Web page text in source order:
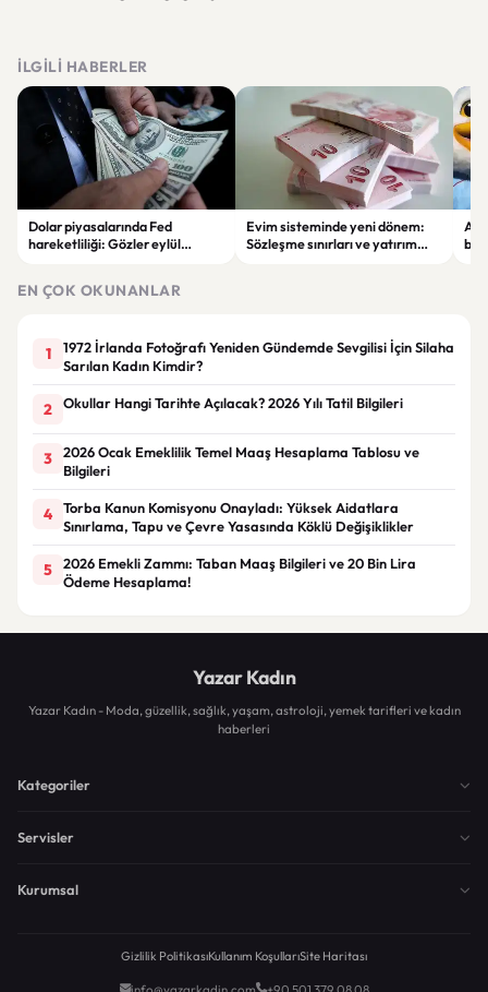
İLGILI HABERLER
Dolar piyasalarında Fed
hareketliliği: Gözler eylül
Evim sisteminde yeni dönem:
Sözleşme sınırları ve yatırım
EN ÇOK OKUNANLAR
1
1972 İrlanda Fotoğrafı Yeniden Gündemde Sevgilisi İçin Silaha
Sarılan Kadın Kimdir?
2 Okullar Hangi Tarihte Açılacak? 2026 Yılı Tatil Bilgileri
3
2026 Ocak Emeklilik Temel Maaş Hesaplama Tablosu ve
Bilgileri
4
Torba Kanun Komisyonu Onayladı: Yüksek Aidatlara
Sınırlama, Tapu ve Çevre Yasasında Köklü Değişiklikler
5
2026 Emekli Zammı: Taban Maaş Bilgileri ve 20 Bin Lira
Ödeme Hesaplama!
Yazar Kadın
Yazar Kadın - Moda, güzellik, sağlık, yaşam, astroloji, yemek tarifleri ve kadın
haberleri
Kategoriler
Servisler
Kurumsal
Gizlilik PolitikasıKullanım KoşullarıSite Haritası
info@yazarkadin.com +90 501 379 08 08